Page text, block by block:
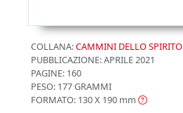
COLLANA:CAMMINI DELLO SPIRITO
PUBBLICAZIONE:APRILE 2021
PAGINE: 160
PESO: 177 GRAMMI
FORMATO: 130 X 190 mm